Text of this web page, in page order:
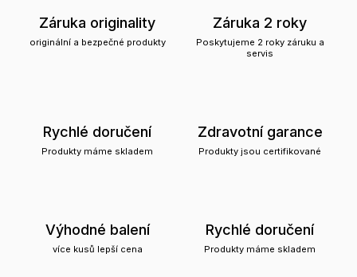
Záruka originality
originální a bezpečné produkty
Záruka 2 roky
Poskytujeme 2 roky záruku a
servis
Rychlé doručení
Produkty máme skladem
Zdravotní garance
Produkty jsou certifikované
Výhodné balení
více kusů lepší cena
Rychlé doručení
Produkty máme skladem